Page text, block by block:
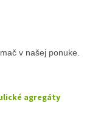
v našej ponuke.
agregáty